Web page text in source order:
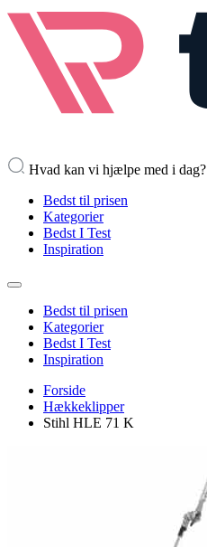
Hvad kan vi hjælpe med i dag?
Bedst til prisen
Kategorier
Bedst I Test
Inspiration
Bedst til prisen
Kategorier
Bedst I Test
Inspiration
Forside
Hækkeklipper
Stihl HLE 71 K